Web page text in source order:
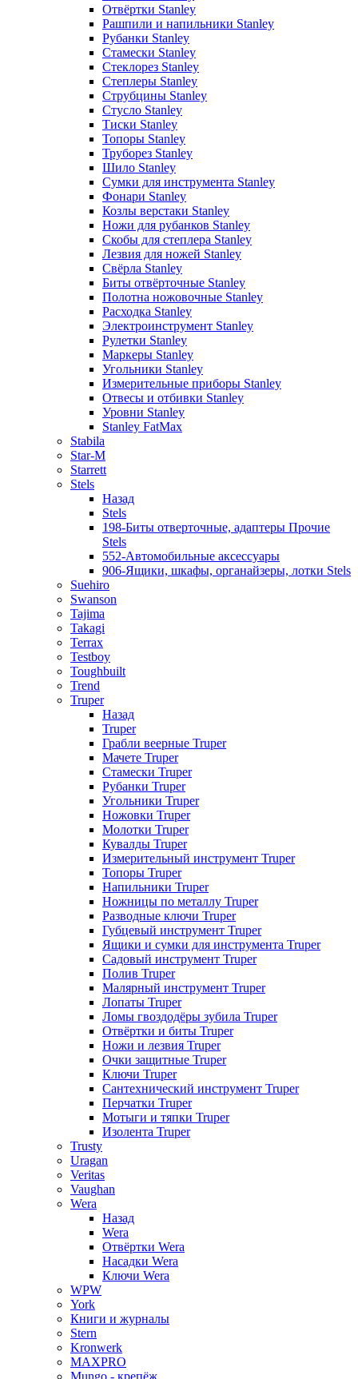
Отвёртки Stanley
Рашпили и напильники Stanley
Рубанки Stanley
Стамески Stanley
Стеклорез Stanley
Степлеры Stanley
Струбцины Stanley
Стусло Stanley
Тиски Stanley
Топоры Stanley
Труборез Stanley
Шило Stanley
Сумки для инструмента Stanley
Фонари Stanley
Козлы верстаки Stanley
Ножи для рубанков Stanley
Скобы для степлера Stanley
Лезвия для ножей Stanley
Свёрла Stanley
Биты отвёрточные Stanley
Полотна ножовочные Stanley
Расходка Stanley
Электроинструмент Stanley
Рулетки Stanley
Маркеры Stanley
Угольники Stanley
Измерительные приборы Stanley
Отвесы и отбивки Stanley
Уровни Stanley
Stanley FatMax
Stabila
Star-M
Starrett
Stels
Назад
Stels
198-Биты отверточные, адаптеры Прочие
Stels
552-Автомобильные аксессуары
906-Ящики, шкафы, органайзеры, лотки Stels
Suehiro
Swanson
Tajima
Takagi
Terrax
Testboy
Toughbuilt
Trend
Truper
Назад
Truper
Грабли веерные Truper
Мачете Truper
Стамески Truper
Рубанки Truper
Угольники Truper
Ножовки Truper
Молотки Truper
Кувалды Truper
Измерительный инструмент Truper
Топоры Truper
Напильники Truper
Ножницы по металлу Truper
Разводные ключи Truper
Губцевый инструмент Truper
Ящики и сумки для инструмента Truper
Садовый инструмент Truper
Полив Truper
Малярный инструмент Truper
Лопаты Truper
Ломы гвоздодёры зубила Truper
Отвёртки и биты Truper
Ножи и лезвия Truper
Очки защитные Truper
Ключи Truper
Сантехнический инструмент Truper
Перчатки Truper
Мотыги и тяпки Truper
Изолента Truper
Trusty
Uragan
Veritas
Vaughan
Wera
Назад
Wera
Отвёртки Wera
Насадки Wera
Ключи Wera
WPW
York
Книги и журналы
Stern
Kronwerk
MAXPRO
Mungo - крепёж